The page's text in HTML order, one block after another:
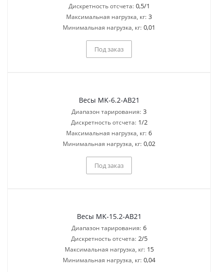
Дискретность отсчета: 0,5/1
Максимальная нагрузка, кг: 3
Минимальная нагрузка, кг: 0,01
Под заказ
Весы MK-6.2-AB21
Диапазон тарирования: 3
Дискретность отсчета: 1/2
Максимальная нагрузка, кг: 6
Минимальная нагрузка, кг: 0,02
Под заказ
Весы MK-15.2-AB21
Диапазон тарирования: 6
Дискретность отсчета: 2/5
Максимальная нагрузка, кг: 15
Минимальная нагрузка, кг: 0,04